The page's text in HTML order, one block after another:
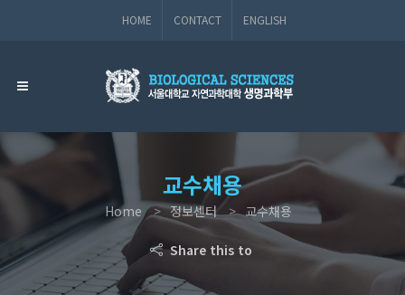
HOME CONTACT ENGLISH
교수채용
Home 정보센터 교수채용
Share this to